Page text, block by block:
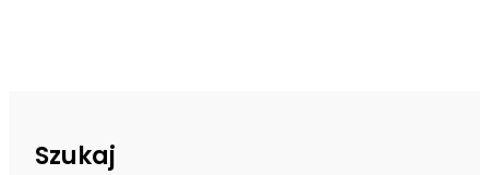
Szukaj